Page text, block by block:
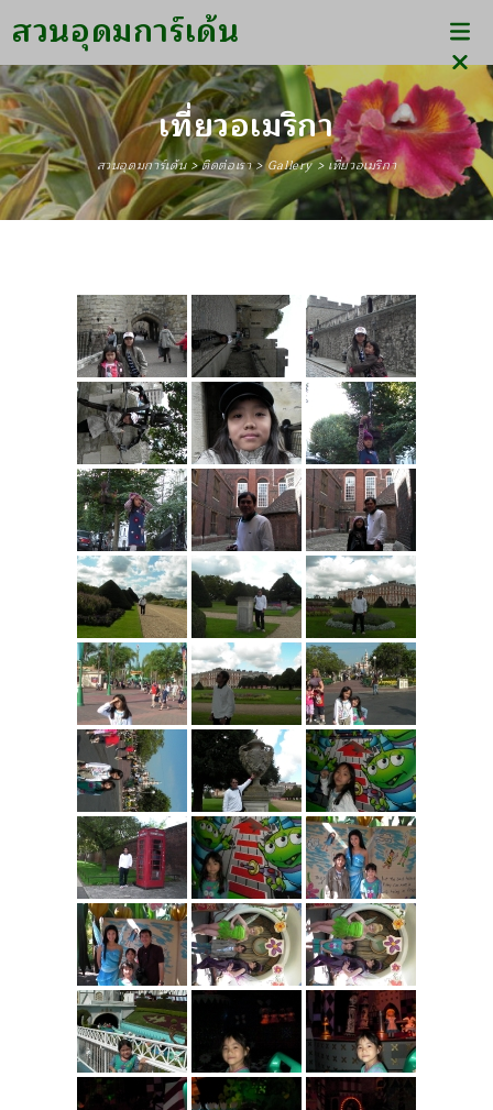
สวนอุดมการ์เด้น
เที่ยวอเมริกา
สวนอุดมการ์เด้น>ติดต่อเรา>Gallery>เที่ยวอเมริกา